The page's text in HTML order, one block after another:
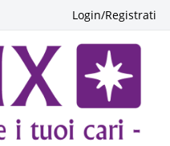
Login/Registrati